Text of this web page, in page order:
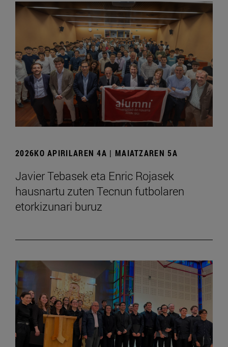
2026KO APIRILAREN 4A | MAIATZAREN 5A
Javier Tebasek eta Enric Rojasek
hausnartu zuten Tecnun futbolaren
etorkizunari buruz